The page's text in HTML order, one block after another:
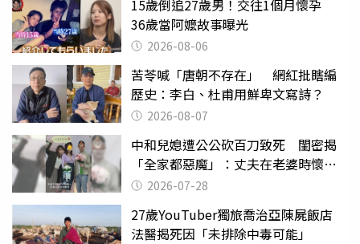
15歲倒追27歲男！交往1個月懷孕
36歲當阿嬤故事曝光
2026-08-06
苦苓喊「唐朝不存在」 網紅批瞎編
歷史：李白、杜甫用鮮卑文寫詩？
2026-08-07
中和兒媳遭公公砍百刀致死 閨密揭
「全家都惡魔」：丈夫在老婆時懷孕
摔東西
2026-07-28
27歲YouTuber獨旅喬治亞陳屍飯店
法醫揭死因「未排除中毒可能」